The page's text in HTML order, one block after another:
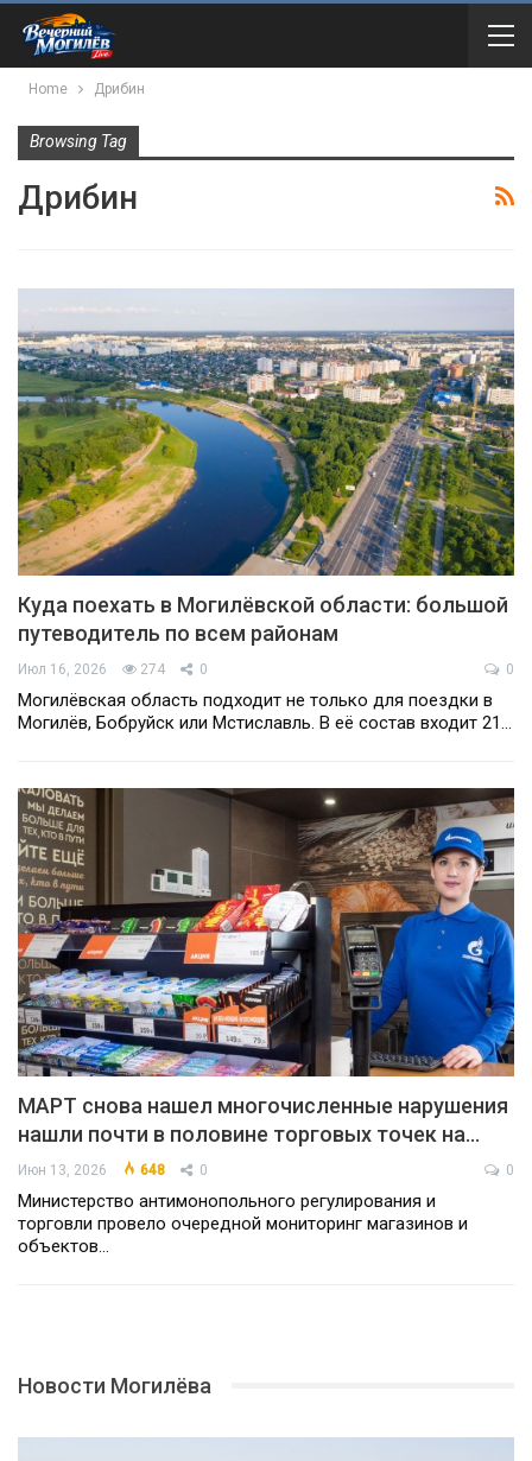
Home Дрибин
Browsing Tag
Дрибин
Куда поехать в Могилёвской области: большой
путеводитель по всем районам
Июл 16, 2026 274 0 0
Могилёвская область подходит не только для поездки в
Могилёв, Бобруйск или Мстиславль. В её состав входит 21…
МАРТ снова нашел многочисленные нарушения
нашли почти в половине торговых точек на…
Июн 13, 2026 648 0 0
Министерство антимонопольного регулирования и
торговли провело очередной мониторинг магазинов и
объектов…
Новости Могилёва